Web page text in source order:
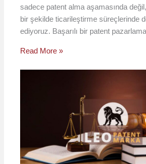
sadece patent alma aşamasında
bir şekilde ticarileştirme süreçlerinde
ediyoruz. Başarılı bir patent
Read More »